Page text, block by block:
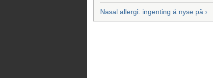
Nasal allergi: ingenting å nyse på ›